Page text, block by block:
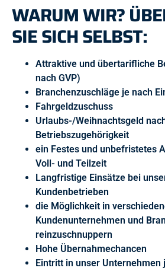
WARUM WIR?
SIE SICH SELBST:
Attraktive und übertarifliche
nach GVP)
Branchenzuschläge je nach
Fahrgeldzuschuss
Urlaubs-/Weihnachtsgeld
Betriebszugehörigkeit
ein Festes und unbefristetes
Voll- und Teilzeit
Langfristige Einsätze bei
Kundenbetrieben
die Möglichkeit in
Kundenunternehmen und
reinzuschnuppern
Hohe Übernahmechancen
Eintritt in unser Unternehmen